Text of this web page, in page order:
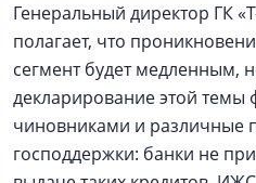
Генеральный директор ГК
полагает, что
сегмент будет медленным,
декларирование этой
чиновниками и различные
господдержки: банки не